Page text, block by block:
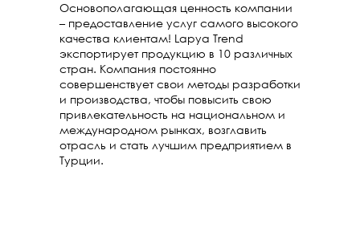
Основополагающая ценность компании
– предоставление услуг самого высокого
качества клиентам! Lapya Trend
экспортирует продукцию в 10 различных
стран. Компания постоянно
совершенствует свои методы разработки
и производства, чтобы повысить свою
привлекательность на национальном и
международном рынках, возглавить
отрасль и стать лучшим предприятием в
Турции.